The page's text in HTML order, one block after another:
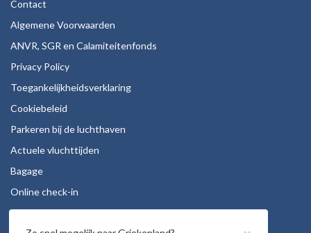
Contact
Algemene Voorwaarden
ANVR, SGR en Calamiteitenfonds
Privacy Policy
Toegankelijkheidsverklaring
Cookiebeleid
Parkeren bij de luchthaven
Actuele vluchttijden
Bagage
Online check-in
Stoelreservering